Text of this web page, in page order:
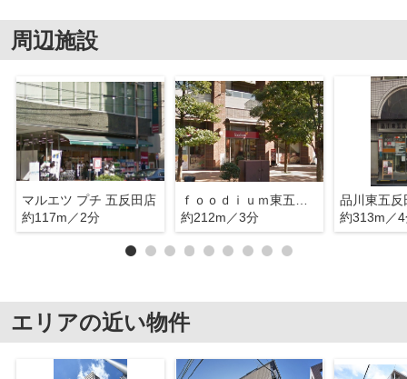
周辺施設
マルエツ プチ 五反田店
約117m／2分
約212m／3分
品川東五反
約313m／
エリアの近い物件